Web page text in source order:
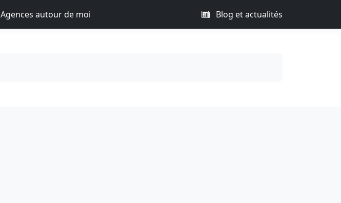
Agences autour de moi Blog et actualités